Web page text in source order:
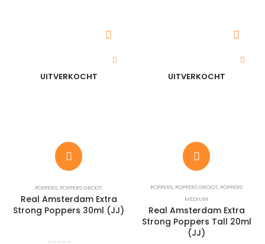
UITVERKOCHT
POPPERS, POPPERS GROOT
Real Amsterdam Extra
Strong Poppers 30ml (JJ)
UITVERKOCHT
POPPERS, POPPERS GROOT, POPPERS
MEDIUM
Real Amsterdam Extra
Strong Poppers Tall 20ml
(JJ)